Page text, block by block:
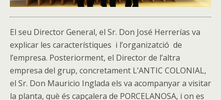
El seu Director General, el Sr. Don José Herrerías va
explicar les característiques i l’organizatció de
l’empresa. Posteriorment, el Director de l’altra
empresa del grup, concretament L’ANTIC COLONIAL,
el Sr. Don Mauricio Inglada els va acompanyar a visitar
la planta, què és capçalera de PORCELANOSA, i on es